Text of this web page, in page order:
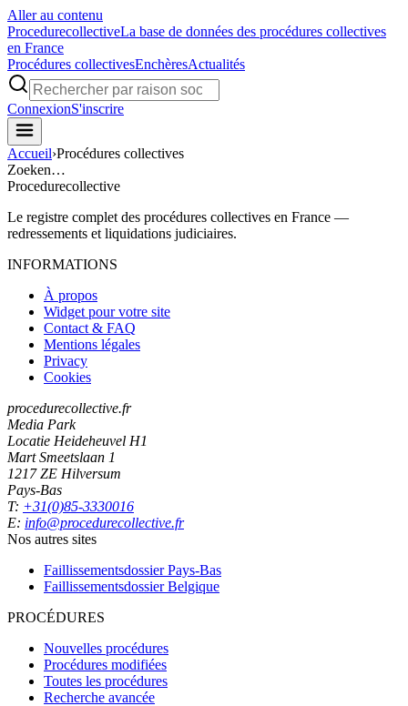
Aller au contenu
ProcedurecollectiveLa base de données des procédures collectives
en France
Procédures collectivesEnchèresActualités
ConnexionS'inscrire
Accueil›Procédures collectives
Zoeken…
Procedurecollective
Le registre complet des procédures collectives en France —
redressements et liquidations judiciaires.
INFORMATIONS
À propos
Widget pour votre site
Contact & FAQ
Mentions légales
Privacy
Cookies
procedurecollective.fr
Media Park
Locatie Heideheuvel H1
Mart Smeetslaan 1
1217 ZE Hilversum
Pays-Bas
T: +31(0)85-3330016
E: info@procedurecollective.fr
Nos autres sites
Faillissementsdossier Pays-Bas
Faillissementsdossier Belgique
PROCÉDURES
Nouvelles procédures
Procédures modifiées
Toutes les procédures
Recherche avancée